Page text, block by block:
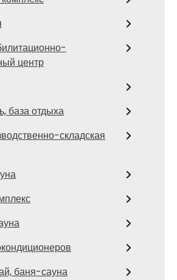
центр
база отдыха
складская
баня-сауна